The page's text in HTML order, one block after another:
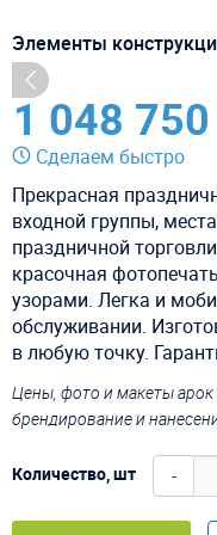
Элементы
1 048
Сделаем быстро
Прекрасная
входной группы,
праздничной
красочная
узорами. Легка и
обслуживании.
в любую точку.
Цены, фото и макеты арок
брендирование и
Количество, шт -